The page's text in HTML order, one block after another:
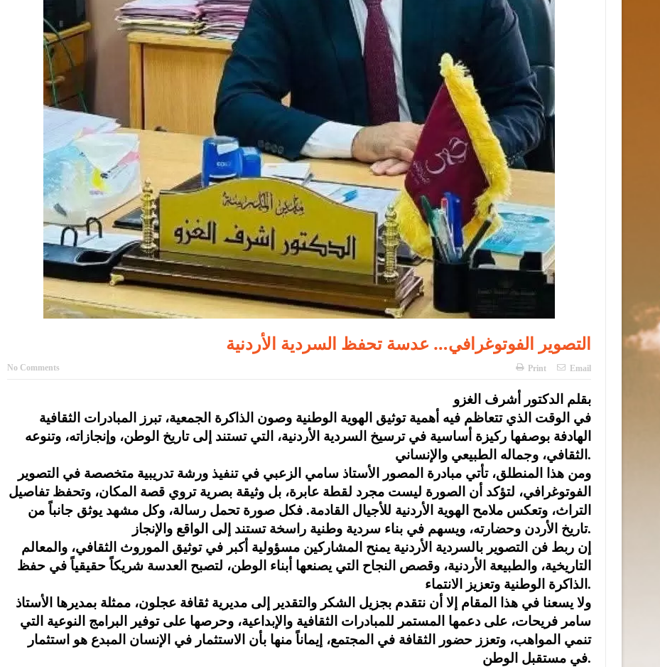
التصوير الفوتوغرافي… عدسة تحفظ السردية الأردنية
No Comments Print Email
بقلم الدكتور أشرف الغزو
في الوقت الذي تتعاظم فيه أهمية توثيق الهوية الوطنية وصون الذاكرة الجمعية، تبرز المبادرات الثقافية
الهادفة بوصفها ركيزة أساسية في ترسيخ السردية الأردنية، التي تستند إلى تاريخ الوطن، وإنجازاته، وتنوعه
الثقافي، وجماله الطبيعي والإنساني.
ومن هذا المنطلق، تأتي مبادرة المصور الأستاذ سامي الزعبي في تنفيذ ورشة تدريبية متخصصة في التصوير
الفوتوغرافي، لتؤكد أن الصورة ليست مجرد لقطة عابرة، بل وثيقة بصرية تروي قصة المكان، وتحفظ تفاصيل
التراث، وتعكس ملامح الهوية الأردنية للأجيال القادمة. فكل صورة تحمل رسالة، وكل مشهد يوثق جانباً من
تاريخ الأردن وحضارته، ويسهم في بناء سردية وطنية راسخة تستند إلى الواقع والإنجاز.
إن ربط فن التصوير بالسردية الأردنية يمنح المشاركين مسؤولية أكبر في توثيق الموروث الثقافي، والمعالم
التاريخية، والطبيعة الأردنية، وقصص النجاح التي يصنعها أبناء الوطن، لتصبح العدسة شريكاً حقيقياً في حفظ
الذاكرة الوطنية وتعزيز الانتماء.
ولا يسعنا في هذا المقام إلا أن نتقدم بجزيل الشكر والتقدير إلى مديرية ثقافة عجلون، ممثلة بمديرها الأستاذ
سامر فريحات، على دعمها المستمر للمبادرات الثقافية والإبداعية، وحرصها على توفير البرامج النوعية التي
تنمي المواهب، وتعزز حضور الثقافة في المجتمع، إيماناً منها بأن الاستثمار في الإنسان المبدع هو استثمار
في مستقبل الوطن.